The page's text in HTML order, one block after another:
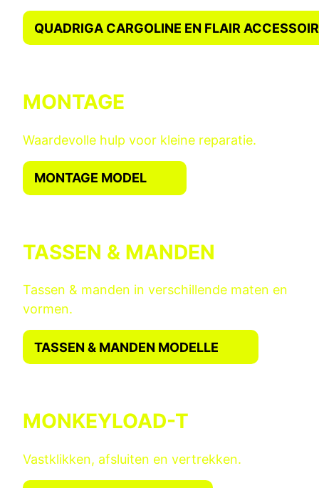
QUADRIGA CARGOLINE EN FLAIR
MONTAGE
Waardevolle hulp voor kleine reparatie.
MONTAGE MODEL
TASSEN & MANDEN
Tassen & manden in verschillende maten en
vormen.
TASSEN & MANDEN MODELLE
MONKEYLOAD-T
Vastklikken, afsluiten en vertrekken.